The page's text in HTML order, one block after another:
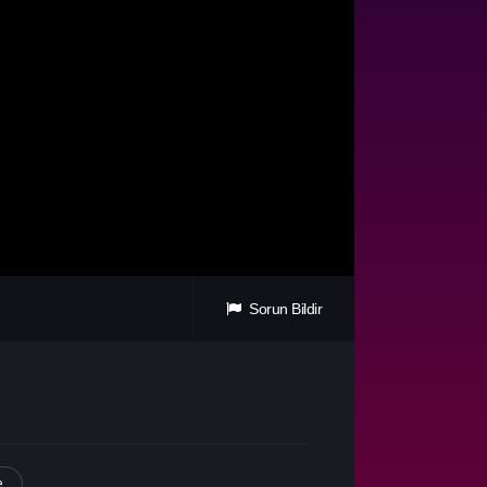
Sorun Bildir